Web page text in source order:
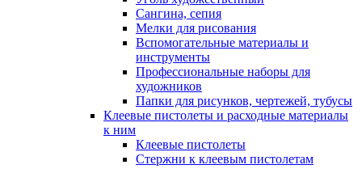
Сангина, сепия
Мелки для рисования
Вспомогательные материалы и
инструменты
Профессиональные наборы для
художников
Папки для рисунков, чертежей, тубусы
Клеевые пистолеты и расходные материалы
к ним
Клеевые пистолеты
Стержни к клеевым пистолетам